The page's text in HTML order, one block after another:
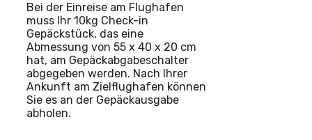
Bei der Einreise am Flughafen
muss Ihr 10kg Check-in
Gepäckstück, das eine
Abmessung von 55 x 40 x 20 cm
hat, am Gepäckabgabeschalter
abgegeben werden. Nach Ihrer
Ankunft am Zielflughafen können
Sie es an der Gepäckausgabe
abholen.